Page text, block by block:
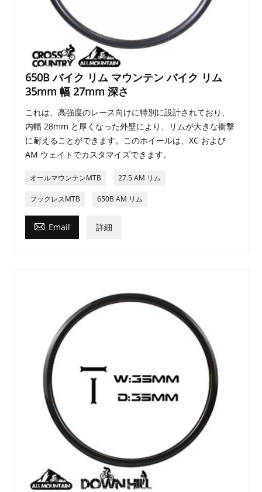
650B バイク リム マウンテン バイク リム
35mm 幅 27mm 深さ
これは、高強度のレース向けに特別に設計されており、
内幅 28mm と厚くなった外壁により、リムが大きな衝撃
に耐えることができます。このホイールは、XC および
AM ウェイトでカスタマイズできます。
オールマウンテンMTB 27.5 AM リム
フックレスMTB 650B AM リム
 Email 詳細